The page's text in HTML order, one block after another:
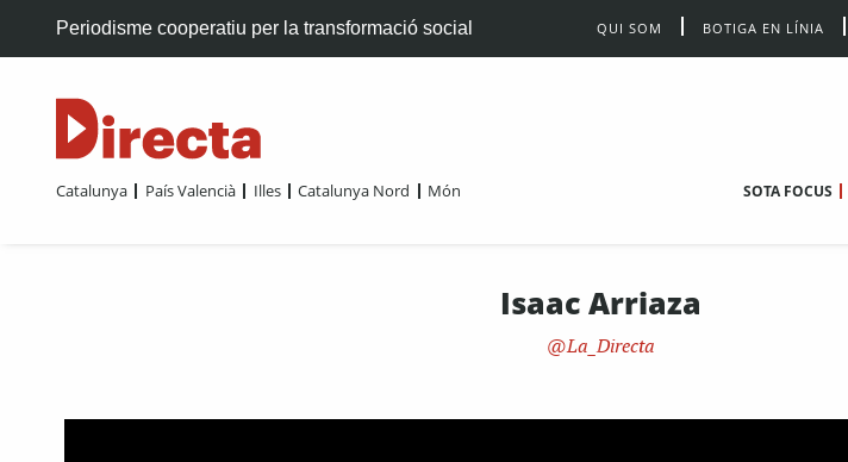
Periodisme cooperatiu per la transformació social QUI SOM BOTIGA EN LÍNIA
Catalunya País Valencià Illes Catalunya Nord Món SOTA FOCUS
Isaac Arriaza
La_Directa